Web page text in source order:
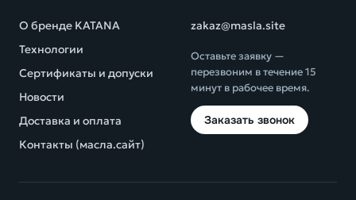
О бренде KATANA
Технологии
Сертификаты и допуски
Новости
Доставка и оплата
Контакты (масла.сайт)
zakaz@masla.site
Оставьте заявку —
перезвоним в течение 15
минут в рабочее время.
Заказать звонок